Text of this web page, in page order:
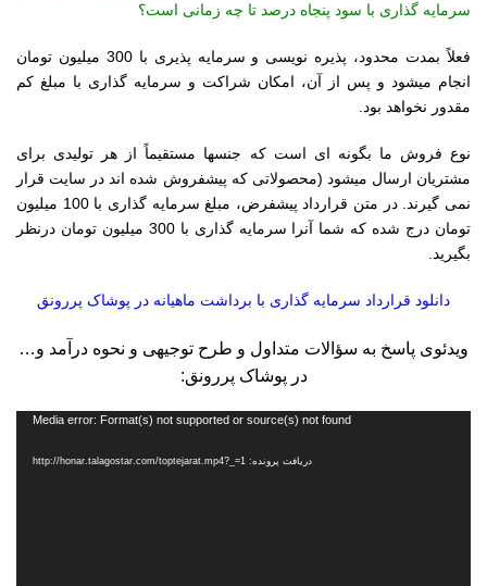
سرمایه گذاری با سود پنجاه درصد تا چه زمانی است؟
فعلاً بمدت محدود، پذیره نو
یسی و سرمایه پذیری با 300 میلیون تومان
انجام میشود و پس از آن، امکان شراکت و سرمایه گذاری با مبلغ کم
مقدور نخواهد بود.
نوع فروش ما بگونه ای است که جنسها مستقیماً از هر تولیدی برای
مشتریان ارسال میشود (محصولاتی که پیشفروش شده اند در سایت قرار
نمی گیرند. در متن قرارداد پیشفرض، مبلغ سرمایه گذاری با 100 میلیون
تومان درج شده که شما آنرا سرمایه گذاری با 300 میلیون تومان درنظر
بگیرید.
دانلود قرارداد سرمایه گذاری با برداشت ماهیانه در پوشاک پررونق
ویدئوی پاسخ به سؤالات متداول و طرح توجیهی و نحوه درآمد و…
در پوشاک پررونق:
Media error: Format(s) not supported or source(s) not found
دریافت پرونده: http://honar.talagostar.com/toptejarat.mp4?_=1